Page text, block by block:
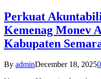
Perkuat
Kemenag Monev
Kabupaten
By adminDecember 18, 20250